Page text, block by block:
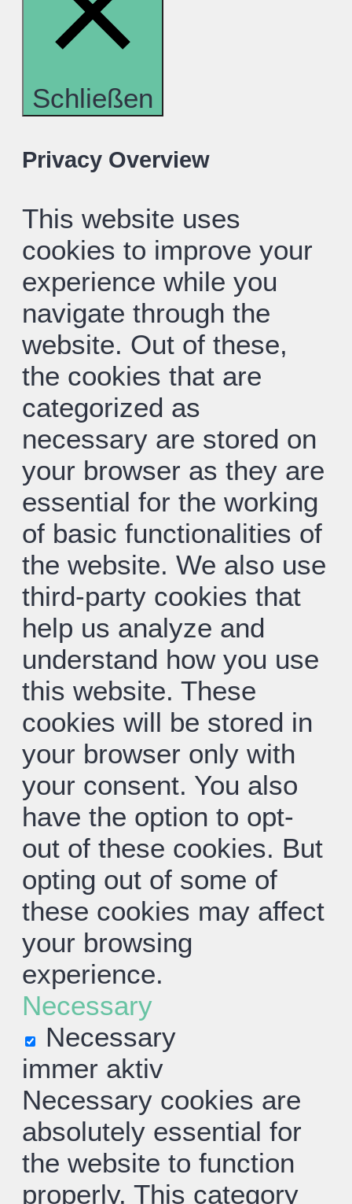
Schließen
Privacy Overview
This website uses
cookies to improve your
experience while you
navigate through the
website. Out of these,
the cookies that are
categorized as
necessary are stored on
your browser as they are
essential for the working
of basic functionalities of
the website. We also use
third-party cookies that
help us analyze and
understand how you use
this website. These
cookies will be stored in
your browser only with
your consent. You also
have the option to opt-
out of these cookies. But
opting out of some of
these cookies may affect
your browsing
experience.
Necessary
Necessary
immer aktiv
Necessary cookies are
absolutely essential for
the website to function
properly. This category